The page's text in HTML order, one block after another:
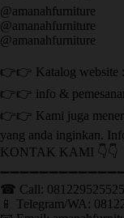
@amanahfurniture
@amanahfurniture
@amanahfurniture
👉👉 Katalog website
👉👉 info &
👉👉 Kami juga
yang anda inginkan.
KONTAK KAMI 👇👇
☎ Call:
📱 Telegram/WA: